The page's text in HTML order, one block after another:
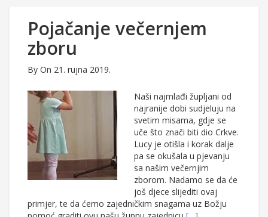
Pojačanje večernjem
zboru
By On 21. rujna 2019.
Naši najmlađi župljani od
najranije dobi sudjeluju na
svetim misama, gdje se
uče što znači biti dio Crkve.
Lucy je otišla i korak dalje
pa se okušala u pjevanju
sa našim večernjim
zborom. Nadamo se da će
još djece slijediti ovaj
primjer, te da ćemo zajedničkim snagama uz Božju